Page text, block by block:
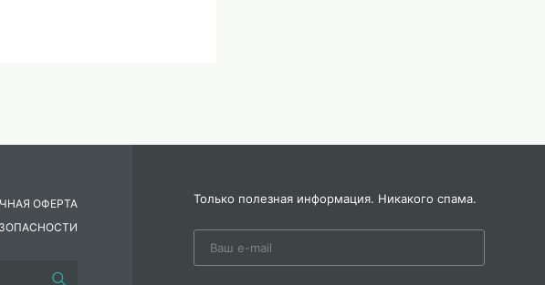
ОФЕРТА
Только полезная информация. Никакого спама.